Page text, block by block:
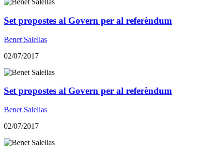
Set propostes al Govern per al referèndum
Benet Salellas
02/07/2017
Set propostes al Govern per al referèndum
Benet Salellas
02/07/2017